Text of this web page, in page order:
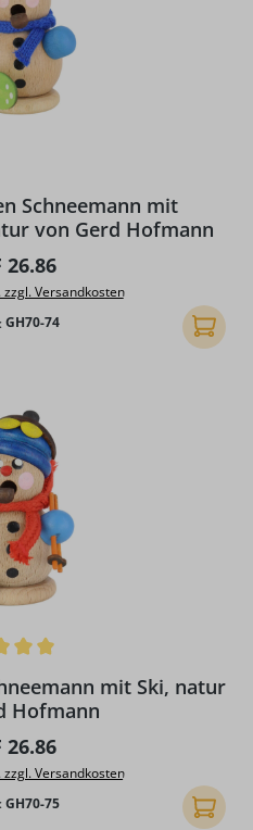
Schneemann mit
von Gerd Hofmann
Preis:
26.86
zzgl. Versandkosten
GH70-74 In den
mit Ski, natur
Hofmann
Preis:
26.86
zzgl. Versandkosten
GH70-75 In den